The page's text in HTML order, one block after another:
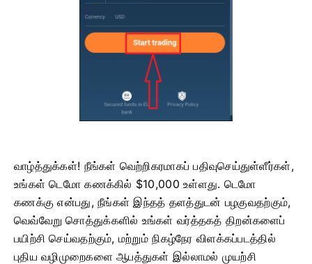
வாழ்த்துக்கள்! நீங்கள் வெற்றிகரமாகப் பதிவுசெய்துள்ளீர்கள்,
உங்கள் டெமோ கணக்கில் $10,000 உள்ளது. டெமோ
கணக்கு என்பது, நீங்கள் இந்தத் தளத்துடன் பழகுவதற்கும்,
வெவ்வேறு சொத்துக்களில் உங்கள் வர்த்தகத் திறன்களைப்
பயிற்சி செய்வதற்கும், மற்றும் நிகழ்நேர விளக்கப்படத்தில்
புதிய வழிமுறைகளை ஆபத்துகள் இல்லாமல் முயற்சி